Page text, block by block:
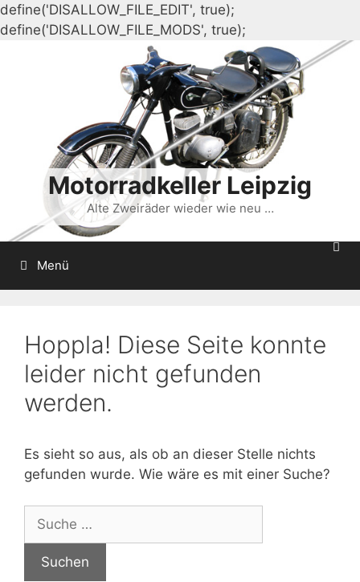
define('DISALLOW_FILE_EDIT', true);
define('DISALLOW_FILE_MODS', true);
Inhalt
springen
Motorradkeller Leipzig
Alte Zweiräder wieder wie neu …
Menü
Hoppla! Diese Seite konnte
leider nicht gefunden
werden.
Es sieht so aus, als ob an dieser Stelle nichts
gefunden wurde. Wie wäre es mit einer Suche?
nach: